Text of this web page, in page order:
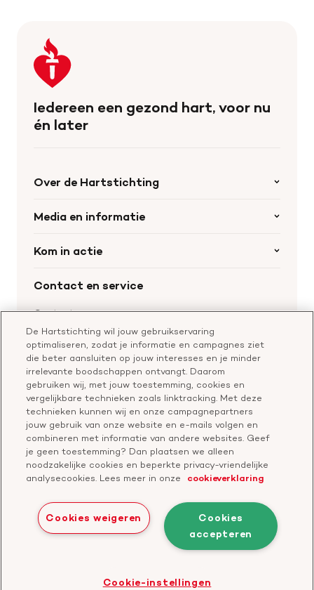
Keer
terug
naar
homepage
Iedereen een gezond hart, voor nu
én later
Over de Hartstichting
Organisatie
Werken bij de Hartstichting
Media en informatie
Nieuws
Materialen bestellen
Aanmelden nieuwsbrief
Kom in actie
Leer reanimeren
Geef ter nagedachtenis
Start een actie
Contact en service
Contactgegevens
Bel of chat met een voorlichter
Vragen over donateurschap
Klachtenformulier
Check je gesprek
Doneer
Bezoek
onze
Facebook
Bezoek
ons
YouTube
Bezoek
onze
LinkedIn
Bezoek
onze
TikTok
profiel
Bezoek
onze
Twitter
profiel
Bezoek
onze
Threads
profiel
Privacyverklaring
Bezoek
De Hartstichting wil jouw gebruikservaring
optimaliseren, zodat je informatie en campagnes ziet
die beter aansluiten op jouw interesses en je minder
irrelevante boodschappen ontvangt. Daarom
gebruiken wij, met jouw toestemming, cookies en
vergelijkbare technieken zoals linktracking. Met deze
technieken kunnen wij en onze campagnepartners
jouw gebruik van onze website en e-mails volgen en
combineren met informatie van andere websites. Geef
je geen toestemming? Dan plaatsen we alleen
noodzakelijke cookies en beperkte privacy-vriendelijke
analysecookies. Lees meer in onze
cookieverklaring
Cookies
accepteren
Cookies weigeren
Cookie-instellingen